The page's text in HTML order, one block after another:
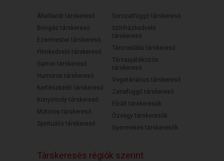
Állatbarát társkereső
Bringás társkereső
Ezermester társkereső
Filmkedvelő társkereső
Gamer társkereső
Humoros társkereső
Kertészkedő társkereső
Könyvmoly társkereső
Motoros társkereső
Spirituális társkereső
Sorozatfüggő társkereső
Színházkedvelő
társkereső
Táncoslábú társkereső
Társasjátékozós
társkereső
Vegetáriánus társkereső
Zenefüggő társkereső
Elvált társkeresők
Özvegy társkeresők
Gyermekes társkeresők
Társkeresés régiók szerint